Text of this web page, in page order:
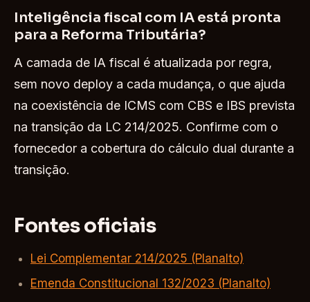
Inteligência fiscal com IA está pronta
para a Reforma Tributária?
A camada de IA fiscal é atualizada por regra,
sem novo deploy a cada mudança, o que ajuda
na coexistência de ICMS com CBS e IBS prevista
na transição da LC 214/2025. Confirme com o
fornecedor a cobertura do cálculo dual durante a
transição.
Fontes oficiais
Lei Complementar 214/2025 (Planalto)
Emenda Constitucional 132/2023 (Planalto)